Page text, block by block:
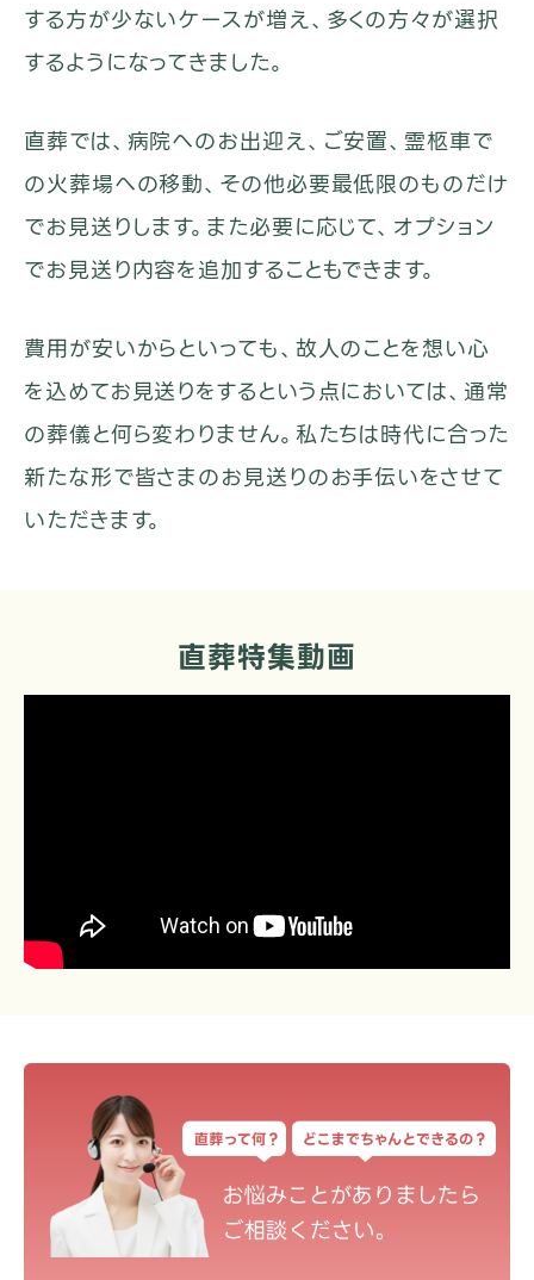
する方が少ないケースが増え、多くの方々が選択
するようになってきました。
直葬では、病院へのお出迎え、ご安置、霊柩車で
の火葬場への移動、その他必要最低限のものだけ
でお見送りします。また必要に応じて、オプション
でお見送り内容を追加することもできます。
費用が安いからといっても、故人のことを想い心
を込めてお見送りをするという点においては、通常
の葬儀と何ら変わりません。私たちは時代に合った
新たな形で皆さまのお見送りのお手伝いをさせて
いただきます。
直葬特集動画